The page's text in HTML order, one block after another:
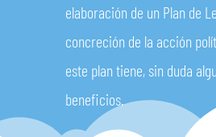
elaboración de un Plan de
concreción de la acción
este plan tiene, sin duda
beneficios.